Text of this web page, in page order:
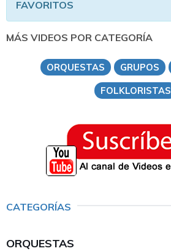
FAVORITOS
MÁS VIDEOS POR CATEGORÍA
ORQUESTAS GRUPOS
FOLKLORISTAS
CATEGORÍAS
ORQUESTAS